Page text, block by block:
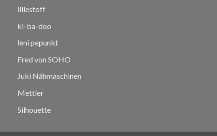
lillestoff
ki-ba-doo
leni pepunkt
Fred von SOHO
Juki Nähmaschinen
Mettler
Silhouette